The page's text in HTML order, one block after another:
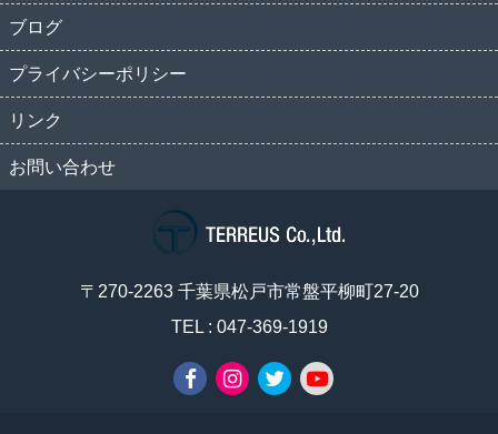
ブログ
プライバシーポリシー
リンク
お問い合わせ
〒270-2263 千葉県松戸市常盤平柳町27-20
TEL : 047-369-1919